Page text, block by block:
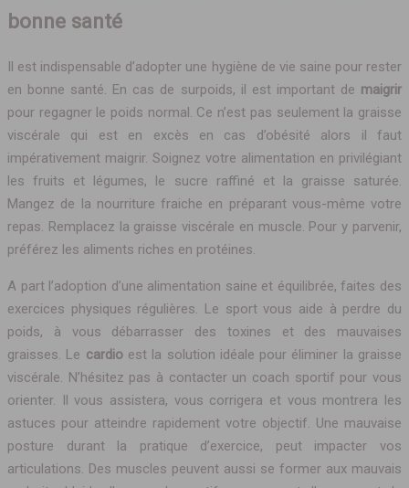
bonne santé
Il est indispensable d’adopter une hygiène de vie saine pour rester
en bonne santé. En cas de surpoids, il est important de maigrir
pour regagner le poids normal. Ce n’est pas seulement la graisse
viscérale qui est en excès en cas d’obésité alors il faut
impérativement maigrir. Soignez votre alimentation en privilégiant
les fruits et légumes, le sucre raffiné et la graisse saturée.
Mangez de la nourriture fraiche en préparant vous-même votre
repas. Remplacez la graisse viscérale en muscle. Pour y parvenir,
préférez les aliments riches en protéines.
A part l’adoption d’une alimentation saine et équilibrée, faites des
exercices physiques régulières. Le sport vous aide à perdre du
poids, à vous débarrasser des toxines et des mauvaises
graisses. Le cardioest la solution idéale pour éliminer la graisse
viscérale. N’hésitez pas à contacter un coach sportif pour vous
orienter. Il vous assistera, vous corrigera et vous montrera les
astuces pour atteindre rapidement votre objectif. Une mauvaise
posture durant la pratique d’exercice, peut impacter vos
articulations. Des muscles peuvent aussi se former aux mauvais